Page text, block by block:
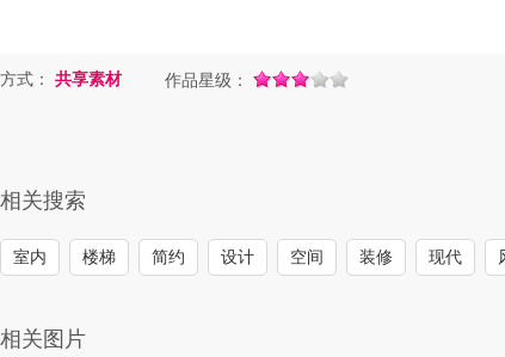
方式： 共享素材 作品星级：
相关搜索
室内 楼梯 简约 设计 空间 装修 现代
相关图片